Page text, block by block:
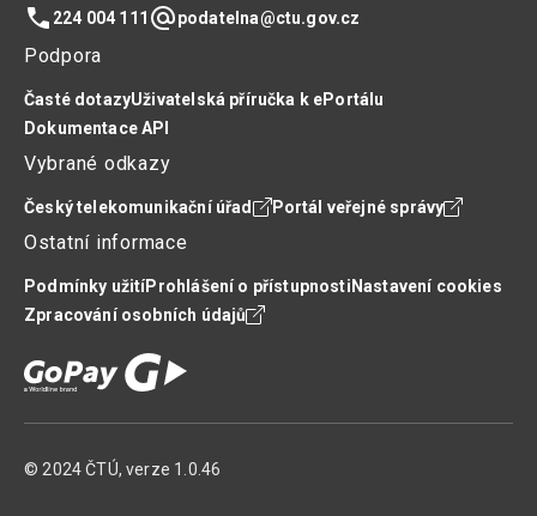
Telefon224 004 111 E-mailpodatelna@ctu.gov.cz
Podpora
Časté dotazyUživatelská příručka k ePortálu
Dokumentace API
Vybrané odkazy
Český telekomunikační úřad Portál veřejné správy
Ostatní informace
Podmínky užitíProhlášení o přístupnosti Nastavení cookies
Zpracování osobních údajů
© 2024 ČTÚ, verze 1.0.46